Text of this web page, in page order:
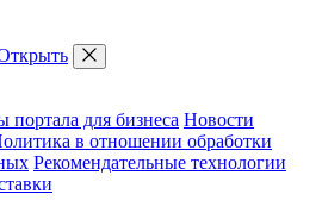
портала для бизнеса Новости
в отношении обработки
Рекомендательные технологии